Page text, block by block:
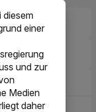
diesem
einer
und zur
Medien
daher